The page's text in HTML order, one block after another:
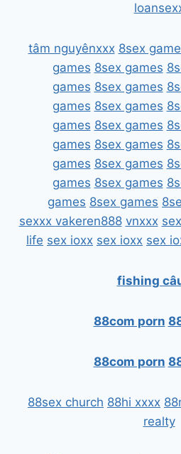
tâm nguyênxxx 8sex
games 8sex games
games 8sex games
games 8sex games
games 8sex games
games 8sex games
games 8sex games
games 8sex games
games 8sex games
sexxx vakeren888 vnxxx
life sex ioxx sex ioxx sex
fishing
88com porn
88com porn
88sex church 88hi xxxx
realty